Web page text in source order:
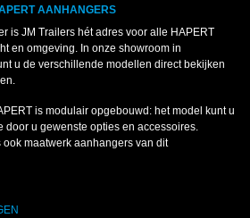
AANHANGERS
is JM Trailers hét adres voor alle HAPERT
en omgeving. In onze showroom in
u de verschillende modellen direct bekijken
is modulair opgebouwd: het model kunt u
door u gewenste opties en accessoires.
ook maatwerk aanhangers van dit